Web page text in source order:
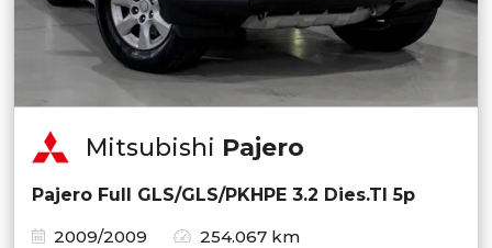
Mitsubishi Pajero
Pajero Full GLS/GLS/PKHPE 3.2 Dies.TI 5p
2009/2009
254.067 km